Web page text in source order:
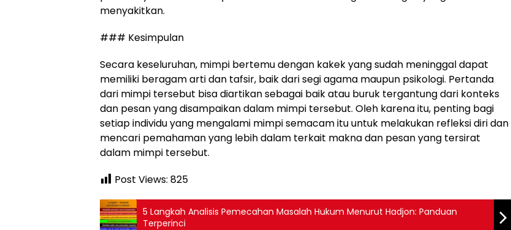
menyakitkan.
### Kesimpulan
Secara keseluruhan, mimpi bertemu dengan kakek yang sudah meninggal dapat
memiliki beragam arti dan tafsir, baik dari segi agama maupun psikologi. Pertanda
dari mimpi tersebut bisa diartikan sebagai baik atau buruk tergantung dari konteks
dan pesan yang disampaikan dalam mimpi tersebut. Oleh karena itu, penting bagi
setiap individu yang mengalami mimpi semacam itu untuk melakukan refleksi diri dan
mencari pemahaman yang lebih dalam terkait makna dan pesan yang tersirat
dalam mimpi tersebut.
Post Views: 825
5 Langkah Analisis Pemecahan Masalah Hukum Menurut Hadjon: Panduan
Terperinci